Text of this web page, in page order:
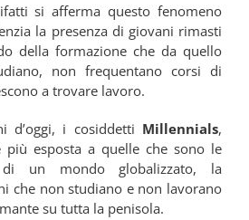
si afferma questo fenomeno
la presenza di giovani rimasti
della formazione che da quello
non frequentano corsi di
a trovare lavoro.
d’oggi, i cosiddetti Millennials,
più esposta a quelle che sono le
di un mondo globalizzato, la
che non studiano e non lavorano
su tutta la penisola.